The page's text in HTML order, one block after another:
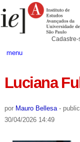
para
conteúdo.
Pessoais
Cadastre-
menu
Luciana
por Mauro Bellesa -
30/04/2026 14:49